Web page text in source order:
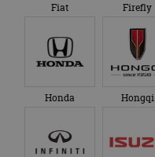
Fiat Firefly
Honda Hongqi